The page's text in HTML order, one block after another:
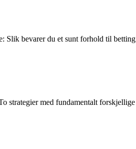
Slik bevarer du et sunt forhold til betting
strategier med fundamentalt forskjellige